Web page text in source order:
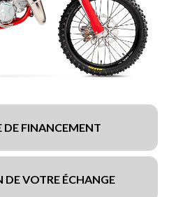
DE FINANCEMENT
DE VOTRE ÉCHANGE